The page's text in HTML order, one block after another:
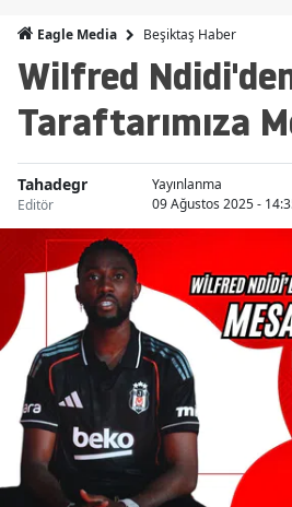
Eagle Media Beşiktaş Haber
Wilfred
Taraftarımıza
Tahadegr
Editör
Yayınlanma
09 Ağustos 2025 -